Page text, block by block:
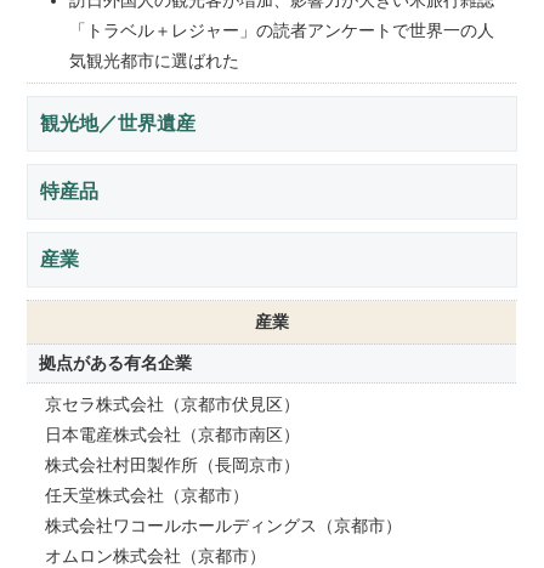
「トラベル＋レジャー」の読者アンケートで世界一の人
気観光都市に選ばれた
観光地／世界遺産
特産品
産業
産業
拠点がある有名企業
京セラ株式会社（京都市伏見区）
日本電産株式会社（京都市南区）
株式会社村田製作所（長岡京市）
任天堂株式会社（京都市）
株式会社ワコールホールディングス（京都市）
オムロン株式会社（京都市）